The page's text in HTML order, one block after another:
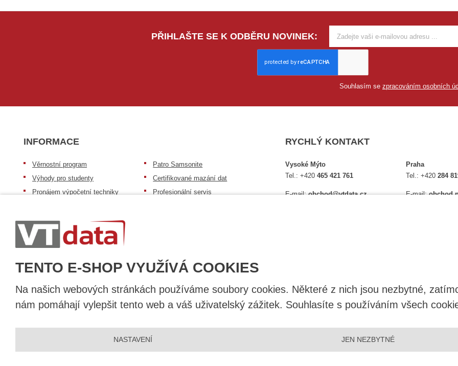
TENTO E-SHOP VYUŽÍVÁ COOKIES
Na našich webových stránkách používáme soubory cookies. Některé z nich jsou nezbytné,
nám pomáhají vylepšit tento web a váš uživatelský zážitek. Souhlasíte s používáním všech
NASTAVENÍ JEN NEZBYTNÉ
PŘIHLAŠTE SE K ODBĚRU NOVINEK:
Souhlasím se zpracováním osobních
INFORMACE
Věrnostní program
Výhody pro studenty
Pronájem výpočetní techniky
Patro repasovaná výpočetní
technika
Patro baterie mobile energy
Patro Samsonite
Certifikované mazání dat
Profesionální servis
RYCHLÝ KONTAKT
Vysoké Mýto
Tel.:+420465 421 761
E-mail:obchod@vtdata.cz
Praha
Tel.:+420284
E-mail: